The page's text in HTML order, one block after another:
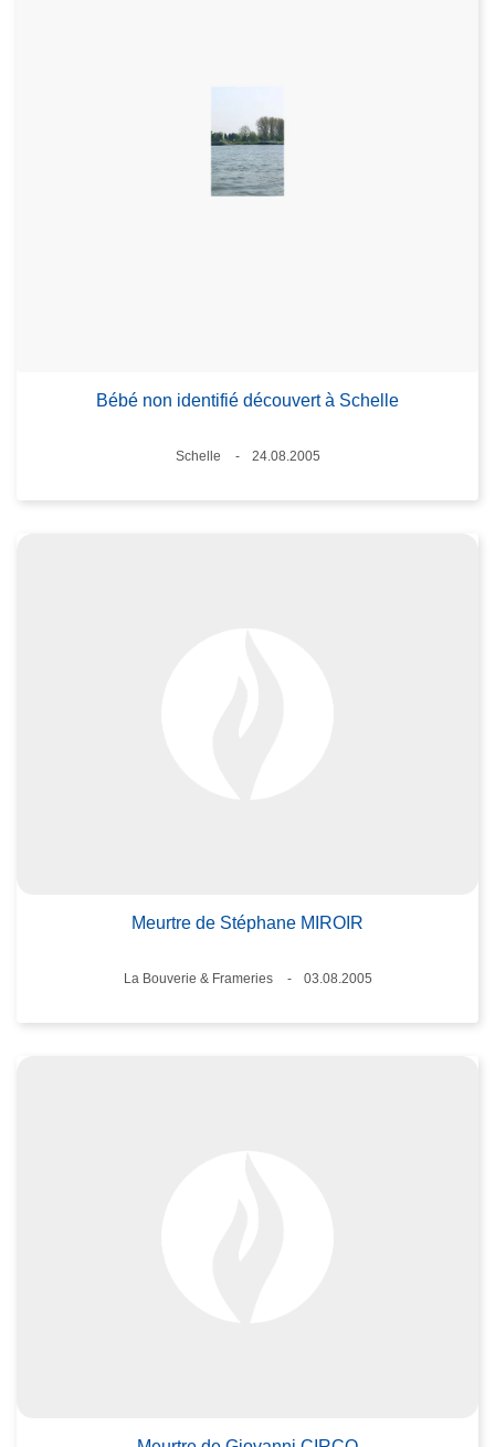
Bébé non identifié découvert à Schelle
Lieux
Schelle
24.08.2005
Meurtre de Stéphane MIROIR
Lieux
La Bouverie & Frameries
03.08.2005